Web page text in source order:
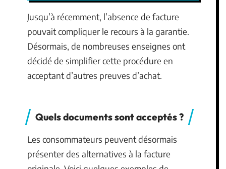
Jusqu’à récemment, l’absence de facture
pouvait compliquer le recours à la garantie.
Désormais, de nombreuses enseignes ont
décidé de simplifier cette procédure en
acceptant d’autres preuves d’achat.
Quels documents sont acceptés ?
Les consommateurs peuvent désormais
présenter des alternatives à la facture